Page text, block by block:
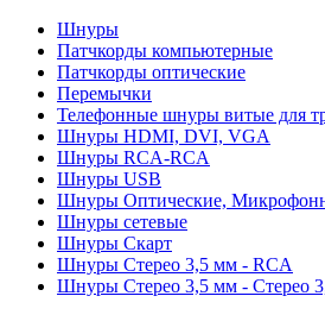
Шнуры
Патчкорды компьютерные
Патчкорды оптические
Перемычки
Телефонные шнуры витые для
Шнуры HDMI, DVI, VGA
Шнуры RCA-RCA
Шнуры USB
Шнуры Оптические,
Шнуры сетевые
Шнуры Скарт
Шнуры Стерео 3,5 мм - RCA
Шнуры Стерео 3,5 мм - Стерео